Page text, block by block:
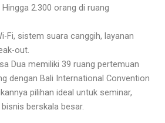
​Hingga 2.300 orang di ruang
Fi, sistem suara canggih, layanan
out.
Dua memiliki 39 ruang pertemuan
dengan Bali International Convention
pilihan ideal untuk seminar,
berskala besar.